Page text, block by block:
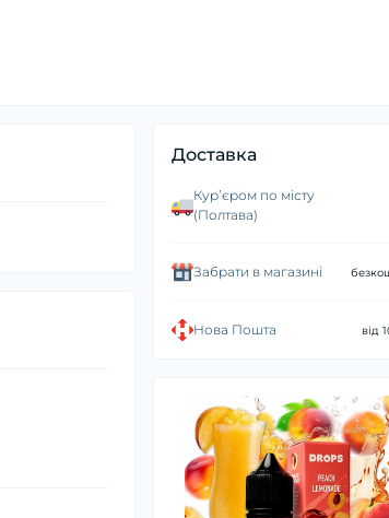
Доставка
Курʼєром по місту
(Полтава)
Забрати в магазині
Нова Пошта від